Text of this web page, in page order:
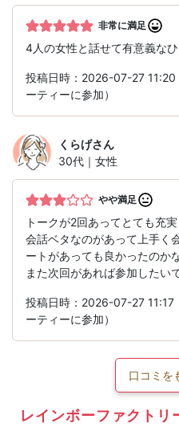
非常に満足
4人の女性と話せて有意義なひ
投稿日時：2026-07-27 11:20
ーティーに参加）
くらげさん
30代｜女性
やや満足
トークが2回あってとても充実
会話ベタなのがあって上手く
ートがあっても良かったのか
また次回があれば参加したい
投稿日時：2026-07-27 11:17
ーティーに参加）
口コミを
レインボーファクトリ